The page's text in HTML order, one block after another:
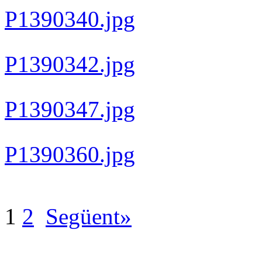
P1390340.jpg
P1390342.jpg
P1390347.jpg
P1390360.jpg
1 2 Següent»